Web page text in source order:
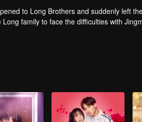
to Long Brothers and suddenly left
family to face the difficulties with
Haiyi officially declared a war against